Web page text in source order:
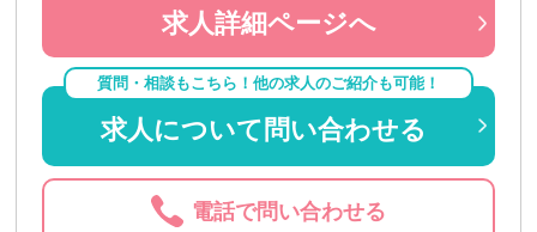
求人詳細ページへ
質問・相談もこちら！他の求人のご紹介も可能！
求人について問い合わせる
電話で問い合わせる